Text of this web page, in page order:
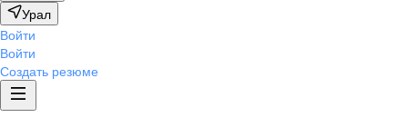
Урал
Войти
Войти
Создать резюме